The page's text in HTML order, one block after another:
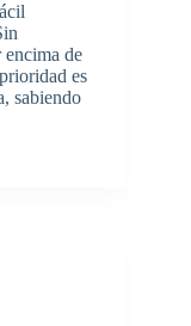
encima de
es
sabiendo